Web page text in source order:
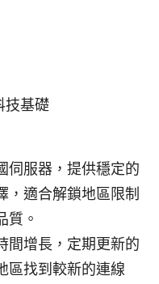
技基礎
伺服器，提供穩定的
，適合解鎖地區限制
質。
間增長，定期更新的
區找到較新的連線